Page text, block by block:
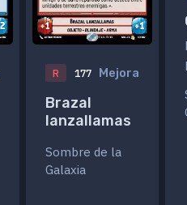
R 177 Mejora
Brazal
lanzallamas
Sombre de la
Galaxia